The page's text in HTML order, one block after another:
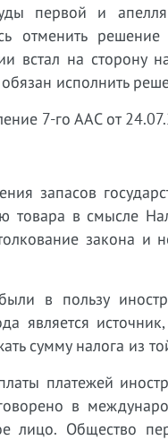
первой и
отменить
встал на сторону
исполнить
7-го ААС от
запасов
товара в смысле
закона и
в пользу
является
сумму налога из
платежей
в
лицо. Общество